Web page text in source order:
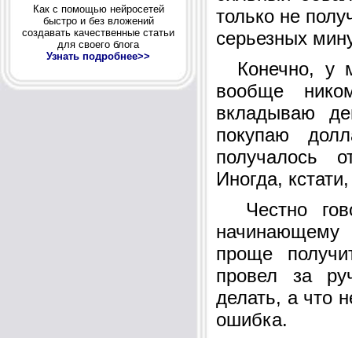
Как с помощью нейросетей
быстро и без вложений
создавать качественные статьи
для своего блога
Узнать подробнее>>
только не
серьезных
Конечно, у
вообще
вкладываю
покупаю
получалось
Иногда,
Честно
проще
провел за
делать, а что
ошибка.